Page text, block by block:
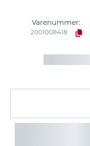
Varenummer:
2001008418